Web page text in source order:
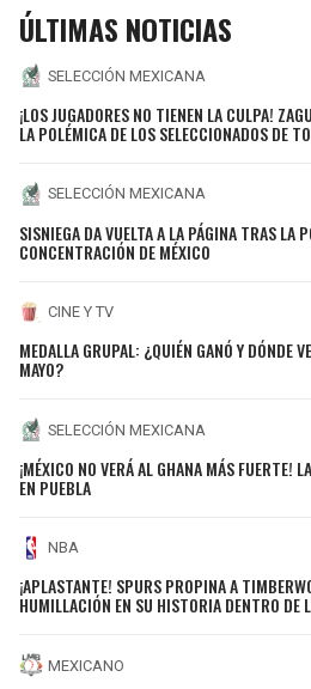
ÚLTIMAS NOTICIAS
SELECCIÓN MEXICANA
¡LOS JUGADORES NO TIENEN LA CULPA!
LA POLÉMICA DE LOS SELECCIONADOS DE
SELECCIÓN MEXICANA
SISNIEGA DA VUELTA A LA PÁGINA TRAS LA
CONCENTRACIÓN DE MÉXICO
CINE Y TV
MEDALLA GRUPAL: ¿QUIÉN GANÓ Y DÓNDE
MAYO?
SELECCIÓN MEXICANA
¡MÉXICO NO VERÁ AL GHANA MÁS FUERTE!
EN PUEBLA
NBA
¡APLASTANTE! SPURS PROPINA A
HUMILLACIÓN EN SU HISTORIA DENTRO DE
MEXICANO